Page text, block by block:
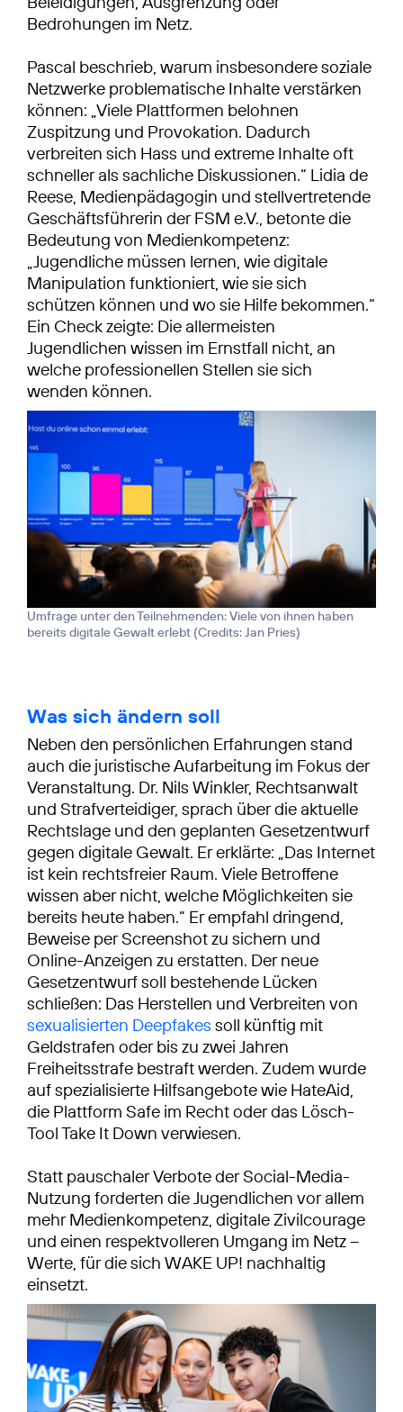
Bedrohungen im Netz.
Pascal beschrieb, warum insbesondere soziale
Netzwerke problematische Inhalte verstärken
können: „Viele Plattformen belohnen
Zuspitzung und Provokation. Dadurch
verbreiten sich Hass und extreme Inhalte oft
schneller als sachliche Diskussionen.“ Lidia de
Reese, Medienpädagogin und stellvertretende
Geschäftsführerin der FSM e.V., betonte die
Bedeutung von Medienkompetenz:
„Jugendliche müssen lernen, wie digitale
Manipulation funktioniert, wie sie sich
schützen können und wo sie Hilfe bekommen.“
Ein Check zeigte: Die allermeisten
Jugendlichen wissen im Ernstfall nicht, an
welche professionellen Stellen sie sich
wenden können.
Umfrage unter den Teilnehmenden: Viele von ihnen haben
bereits digitale Gewalt erlebt (Credits: Jan Pries)
Was sich ändern soll
Neben den persönlichen Erfahrungen stand
auch die juristische Aufarbeitung im Fokus der
Veranstaltung. Dr. Nils Winkler, Rechtsanwalt
und Strafverteidiger, sprach über die aktuelle
Rechtslage und den geplanten Gesetzentwurf
gegen digitale Gewalt. Er erklärte: „Das Internet
ist kein rechtsfreier Raum. Viele Betroffene
wissen aber nicht, welche Möglichkeiten sie
bereits heute haben.“ Er empfahl dringend,
Beweise per Screenshot zu sichern und
Online-Anzeigen zu erstatten. Der neue
Gesetzentwurf soll bestehende Lücken
schließen: Das Herstellen und Verbreiten von
sexualisierten Deepfakes soll künftig mit
Geldstrafen oder bis zu zwei Jahren
Freiheitsstrafe bestraft werden. Zudem wurde
auf spezialisierte Hilfsangebote wie HateAid,
die Plattform Safe im Recht oder das Lösch-
Tool Take It Down verwiesen.
Statt pauschaler Verbote der Social-Media-
Nutzung forderten die Jugendlichen vor allem
mehr Medienkompetenz, digitale Zivilcourage
und einen respektvolleren Umgang im Netz –
Werte, für die sich WAKE UP! nachhaltig
einsetzt.